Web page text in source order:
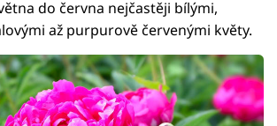
do června nejčastěji bílými,
až purpurově červenými květy.